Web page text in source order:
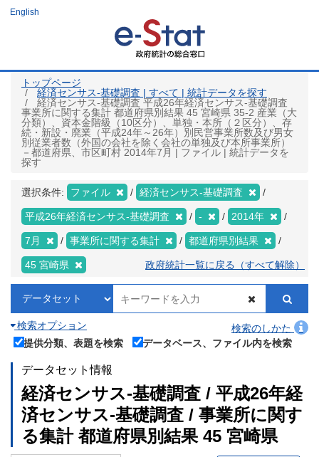
ツ
English
トップページ
経済センサス‐基礎調査 | すべて | 統計データを探す
経済センサス‐基礎調査 平成26年経済センサス‐基礎調査
事業所に関する集計 都道府県別結果 45 宮崎県 35-2 産業（大
分類）、資本金階級（10区分）、単独・本所（２区分）、存
続・新設・廃業（平成24年～26年）別民営事業所数及び男女
別従業者数（外国の会社を除く会社の単独及び本所事業所）
－都道府県、市区町村 2014年7月 | ファイル | 統計データを
探す
選択条件: ファイル 経済センサス‐基礎調査
平成26年経済センサス‐基礎調査 - 2014年
7月 事業所に関する集計 都道府県別結果
45 宮崎県 政府統計一覧に戻る（すべて解除）
検索オプション
検索のしかた
提供分類、表題を検索
データベース、ファイル内を検索
データセット情報
経済センサス‐基礎調査 / 平成26年経
済センサス‐基礎調査 / 事業所に関す
る集計 都道府県別結果 45 宮崎県